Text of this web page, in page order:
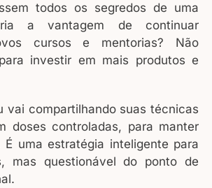
todos os segredos de uma
a vantagem de continuar
cursos e mentorias? Não
investir em mais produtos e
vai compartilhando suas técnicas
doses controladas, para manter
É uma estratégia inteligente para
mas questionável do ponto de